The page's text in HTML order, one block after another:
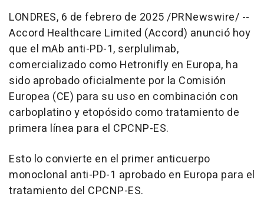
LONDRES, 6 de febrero de 2025/PRNewswire/ --
Accord Healthcare Limited (Accord) anunció hoy
que el mAb anti-PD-1, serplulimab,
comercializado como Hetronifly en Europa, ha
sido aprobado oficialmente por la Comisión
Europea (CE) para su uso en combinación con
carboplatino y etopósido como tratamiento de
primera línea para el CPCNP-ES.
Esto lo convierte en el primer anticuerpo
monoclonal anti-PD-1 aprobado en Europa para el
tratamiento del CPCNP-ES.